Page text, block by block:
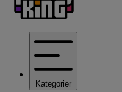
Kategorier